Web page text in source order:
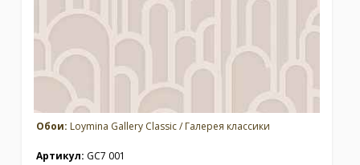
Обои: Loymina Gallery Classic / Галерея классики
Артикул: GC7 001